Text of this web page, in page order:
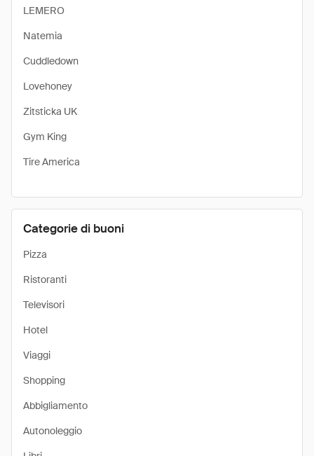
LEMERO
Natemia
Cuddledown
Lovehoney
Zitsticka UK
Gym King
Tire America
Categorie di buoni
Pizza
Ristoranti
Televisori
Hotel
Viaggi
Shopping
Abbigliamento
Autonoleggio